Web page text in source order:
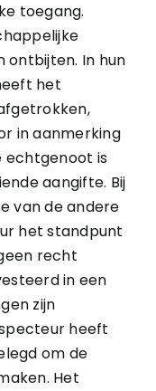
toegang.
ontbijten. In hun
het
in aanmerking
echtgenoot is
aangifte. Bij
van de andere
het standpunt
recht
in een
zijn
heeft
om de
Het